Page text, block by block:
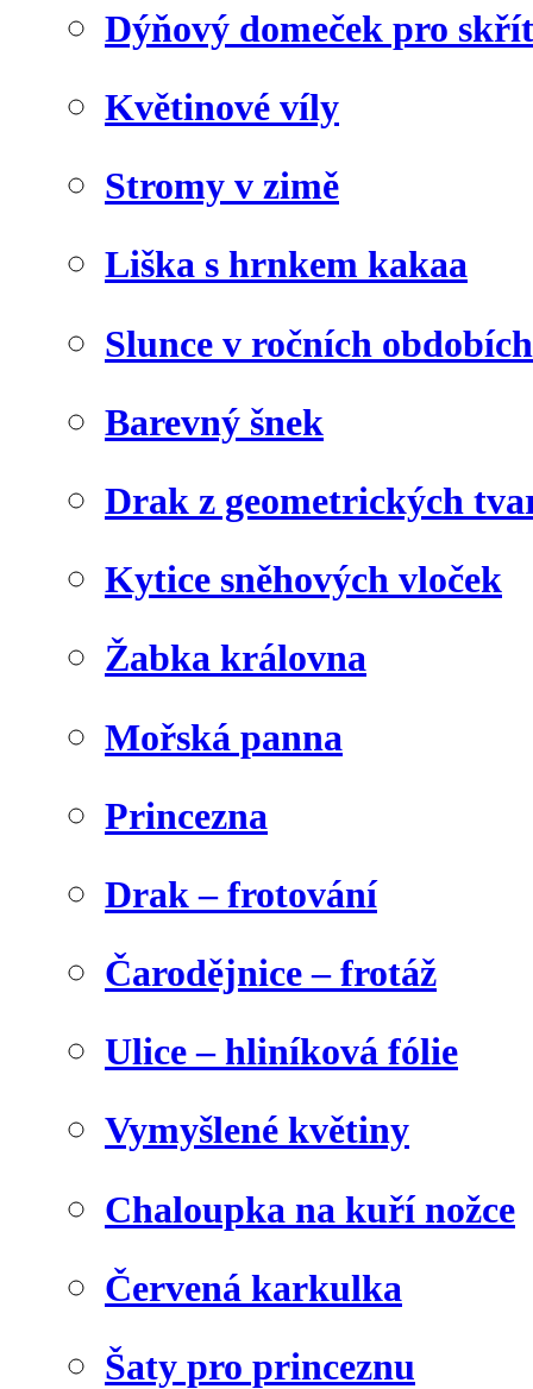
Dýňový domeček pro
Květinové víly
Stromy v zimě
Liška s hrnkem kakaa
Slunce v ročních obdobích
Barevný šnek
Drak z geometrických
Kytice sněhových vloček
Žabka královna
Mořská panna
Princezna
Drak – frotování
Čarodějnice – frotáž
Ulice – hliníková fólie
Vymyšlené květiny
Chaloupka na kuří nožce
Červená karkulka
Šaty pro princeznu